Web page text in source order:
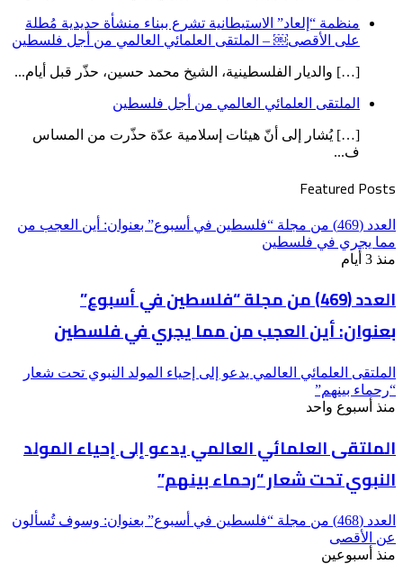
منظمة “إلعاد” الاستيطانية تشرع ببناء منشأة حديدية مُطلة
على الأقصى￼ – الملتقى العلمائي العالمي من أجل فلسطين
[…] والديار الفلسطينية، الشيخ محمد حسين، حذّر قبل أيام...
الملتقى العلمائي العالمي من أجل فلسطين
[…] يُشار إلى أنّ هيئات إسلامية عدّة حذّرت من المساس
ف...
Featured Posts
العدد (469) من مجلة “فلسطين في أسبوع” بعنوان: أين العجب من
مما يجري في فلسطين
منذ 3 أيام
العدد (469) من مجلة “فلسطين في أسبوع”
بعنوان: أين العجب من مما يجري في فلسطين
الملتقى العلمائي العالمي يدعو إلى إحياء المولد النبوي تحت شعار
“رحماء بينهم”
منذ أسبوع واحد
الملتقى العلمائي العالمي يدعو إلى إحياء المولد
النبوي تحت شعار “رحماء بينهم”
العدد (468) من مجلة “فلسطين في أسبوع” بعنوان: وسوف تُسألون
عن الأقصى
منذ أسبوعين